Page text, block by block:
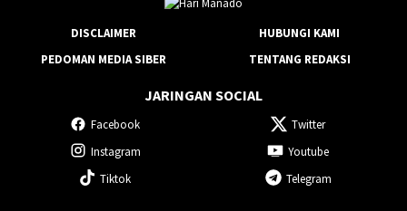
DISCLAIMER
HUBUNGI KAMI
PEDOMAN MEDIA SIBER
TENTANG REDAKSI
JARINGAN SOCIAL
Facebook
Twitter
Instagram
Youtube
Tiktok
Telegram